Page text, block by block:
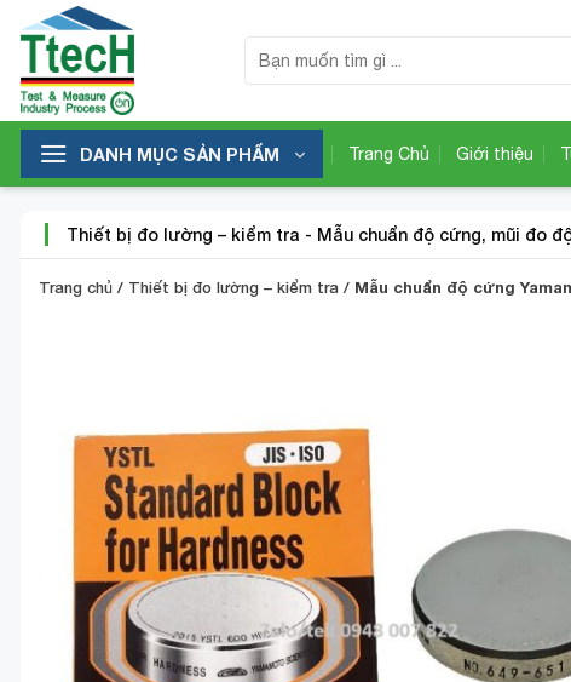
qua
nội
dung
kiếm:
DANH MỤC SẢN PHẨM Trang Chủ Giới thiệu
Thiết bị đo lường – kiểm tra - Mẫu chuẩn độ cứng, mũi đo
Trang chủ / Thiết bị đo lường – kiểm tra / Mẫu chuẩn độ cứng